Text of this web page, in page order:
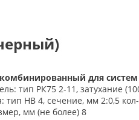
для
тип РК75 2-11, затухание
НВ 4, сечение, мм 2:0,5
мм (не более) 8